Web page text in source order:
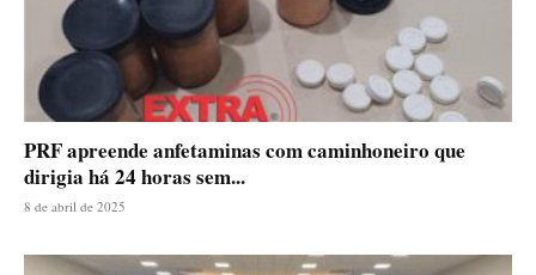
PRF apreende anfetaminas com caminhoneiro que
dirigia há 24 horas sem...
8 de abril de 2025